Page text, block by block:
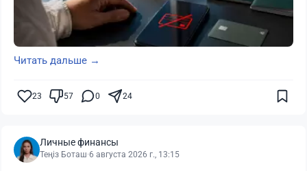
Читать дальше →
23 57 0 24
Личные финансы
Теңіз Боташ·6 августа 2026 г., 13:15